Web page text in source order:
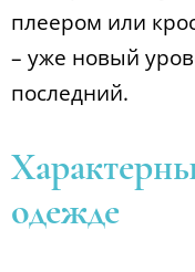
плеером или
– уже новый
последний.
одежде